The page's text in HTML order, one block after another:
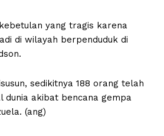
yang tragis karena
di wilayah berpenduduk di
sedikitnya 188 orang telah
dunia akibat bencana gempa
(ang)